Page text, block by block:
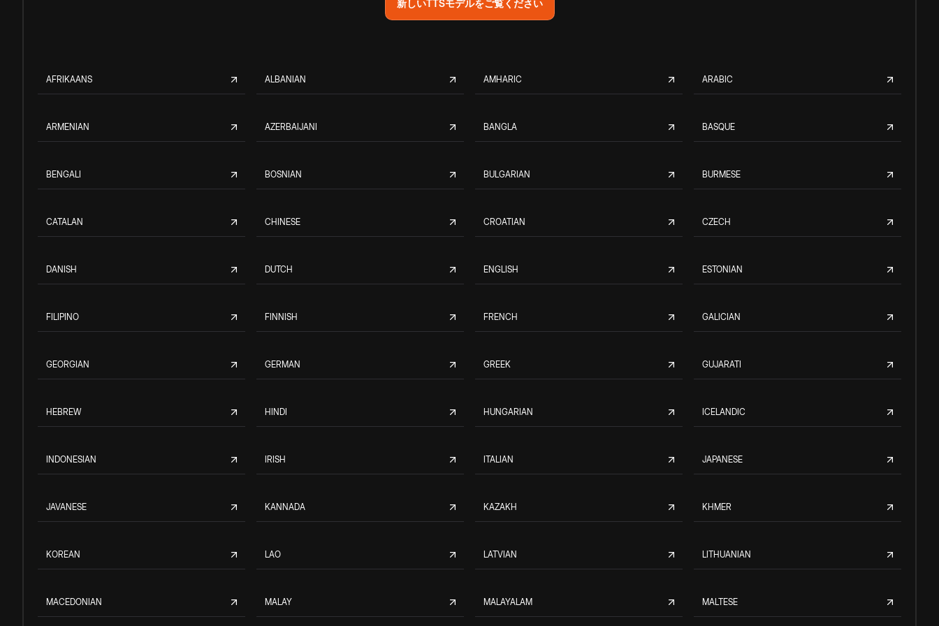
新しいTTSモデルをご覧ください
AFRIKAANS ALBANIAN AMHARIC ARABIC
ARMENIAN AZERBAIJANI BANGLA BASQUE
BENGALI BOSNIAN BULGARIAN BURMESE
CATALAN CHINESE CROATIAN CZECH
DANISH DUTCH ENGLISH ESTONIAN
FILIPINO FINNISH FRENCH GALICIAN
GEORGIAN GERMAN GREEK GUJARATI
HEBREW HINDI HUNGARIAN ICELANDIC
INDONESIAN IRISH ITALIAN JAPANESE
JAVANESE KANNADA KAZAKH KHMER
KOREAN LAO LATVIAN LITHUANIAN
MACEDONIAN MALAY MALAYALAM MALTESE